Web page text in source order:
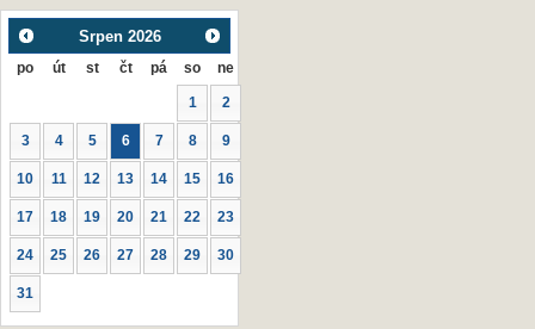
Srpen 2026
po út st čt pá so ne
1 2
3 4 5 6 7 8 9
10 11 12 13 14 15 16
17 18 19 20 21 22 23
24 25 26 27 28 29 30
31